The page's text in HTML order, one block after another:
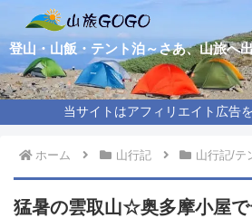
登山・山飯・テント泊～さあ、山旅へ
当サイトはアフィリエイト広告
ホーム 山行記 山行記/テ
猛暑の雲取山☆奥多摩小屋